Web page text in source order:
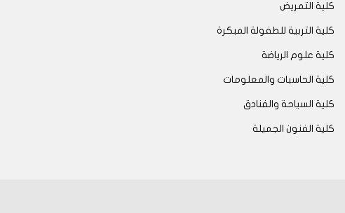
كلية التمريض
كلية التربية للطفولة المبكرة
كلية علوم الرياضة
كلية الحاسبات والمعلومات
كلية السياحة والفنادق
كلية الفنون الجميلة